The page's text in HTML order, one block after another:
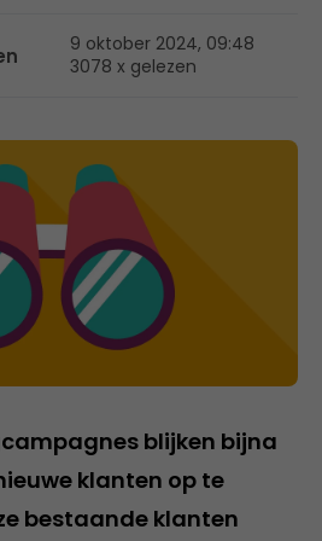
9 oktober 2024, 09:48
3078 x gelezen
blijken bijna
klanten op te
bestaande klanten